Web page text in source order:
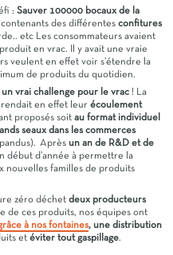
: Sauver 100000 bocaux de la
des différentes confitures
etc Les consommateurs avaient
en vrac. Il y avait une vraie
veulent en effet voir s’étendre la
de produits du quotidien.
un vrai challenge pour le vrac ! La
en effet leur écoulement
proposés soit au format individuel
seaux dans les commerces
Après un an de R&D et de
début d’année à permettre la
nouvelles familles de produits
zéro déchet deux producteurs
de ces produits, nos équipes ont
à nos fontaines, une distribution
et éviter tout gaspillage.